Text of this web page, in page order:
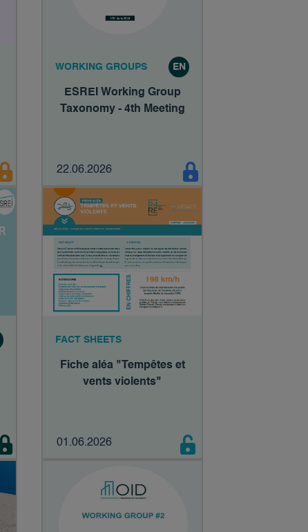
WORKING GROUPS EN
ESREI Working Group
Taxonomy - 4th Meeting
22.06.2026
FACT SHEETS
Fiche aléa "Tempêtes et
vents violents"
01.06.2026